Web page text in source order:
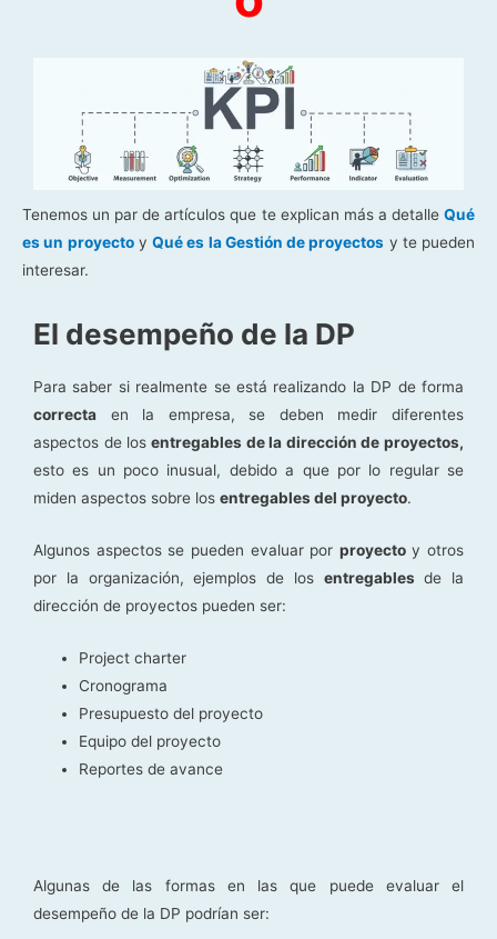
Tenemos un par de artículos que te explican más a detalle Qué
es un proyectoy Qué es la Gestión de proyectos y te pueden
interesar.
El desempeño de la DP
Para saber si realmente se está realizando la DP de forma
correcta en la empresa, se deben medir diferentes
aspectos de los entregables de la dirección de proyectos,
esto es un poco inusual, debido a que por lo regular se
miden aspectos sobre los entregables del proyecto.
Algunos aspectos se pueden evaluar por proyectoy otros
por la organización, ejemplos de los entregablesde la
dirección de proyectos pueden ser:
Project charter
Cronograma
Presupuesto del proyecto
Equipo del proyecto
Reportes de avance
Algunas de las formas en las que puede evaluar el
desempeño de la DP podrían ser: